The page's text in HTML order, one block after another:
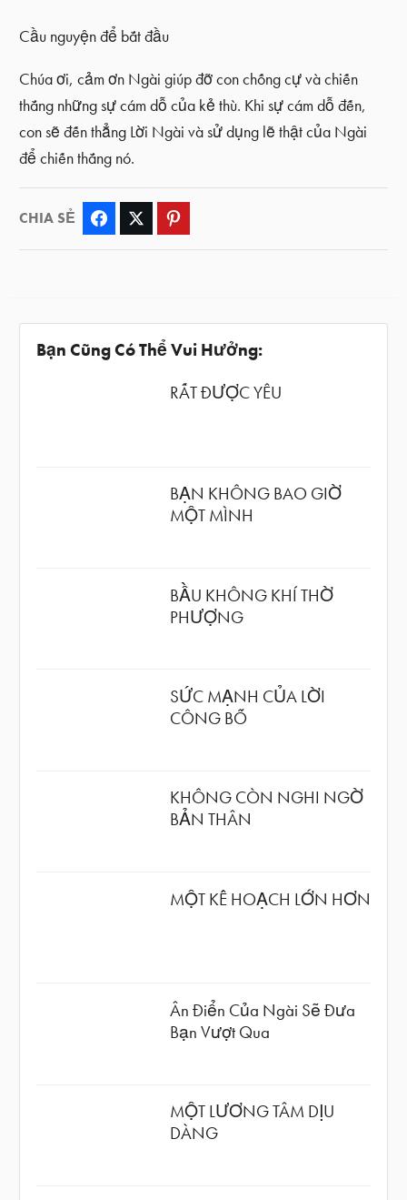
Cầu nguyện để bắt đầu
Chúa ơi, cảm ơn Ngài giúp đỡ con chống cự và chiến
thắng những sự cám dỗ của kẻ thù. Khi sự cám dỗ đến,
con sẽ đến thẳng Lời Ngài và sử dụng lẽ thật của Ngài
để chiến thắng nó.
CHIA SẺ Facebook Twitter
Bạn Cũng Có Thể Vui Hưởng:
RẤT ĐƯỢC YÊU
BẠN KHÔNG BAO GIỜ
MỘT MÌNH
BẦU KHÔNG KHÍ THỜ
PHƯỢNG
SỨC MẠNH CỦA LỜI
CÔNG BỐ
KHÔNG CÒN NGHI NGỜ
BẢN THÂN
MỘT KẾ HOẠCH LỚN HƠN
Ân Điển Của Ngài Sẽ Đưa
Bạn Vượt Qua
MỘT LƯƠNG TÂM DỊU
DÀNG